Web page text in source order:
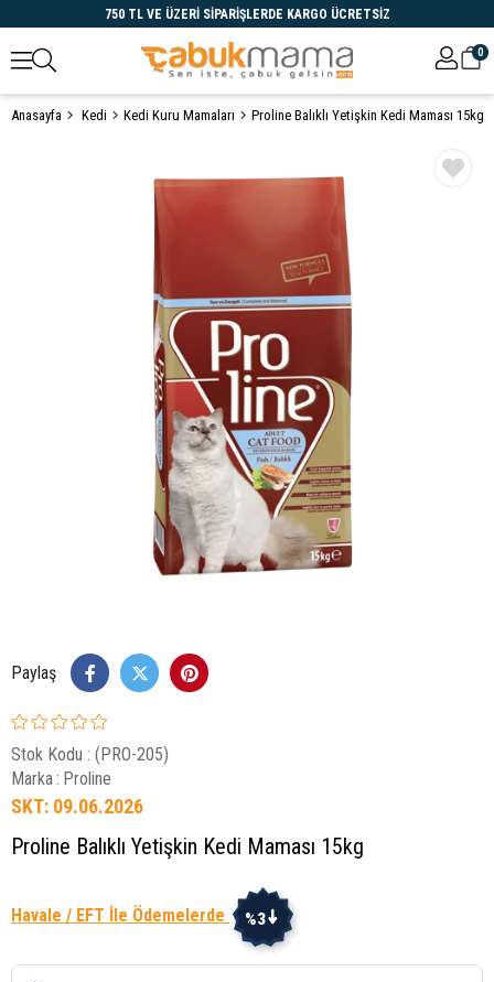
750 TL VE ÜZERİ SİPARİŞLERDE KARGO ÜCRETSİZ
0
Anasayfa Kedi Kedi Kuru Mamaları Proline Balıklı Yetişkin Kedi Maması 15kg
Paylaş
Stok Kodu
(PRO-205)
Marka: Proline
SKT: 09.06.2026
Proline Balıklı Yetişkin Kedi Maması 15kg
Havale / EFT İle Ödemelerde %3
Öne Çıkanlar